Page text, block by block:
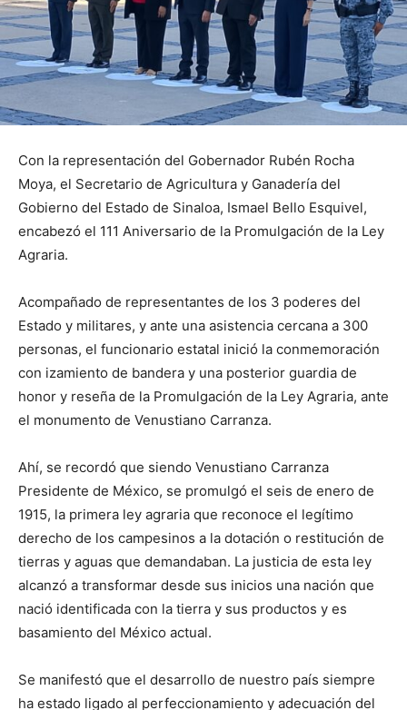
Con la representación del Gobernador Rubén Rocha
Moya, el Secretario de Agricultura y Ganadería del
Gobierno del Estado de Sinaloa, Ismael Bello Esquivel,
encabezó el 111 Aniversario de la Promulgación de la Ley
Agraria.
Acompañado de representantes de los 3 poderes del
Estado y militares, y ante una asistencia cercana a 300
personas, el funcionario estatal inició la conmemoración
con izamiento de bandera y una posterior guardia de
honor y reseña de la Promulgación de la Ley Agraria, ante
el monumento de Venustiano Carranza.
Ahí, se recordó que siendo Venustiano Carranza
Presidente de México, se promulgó el seis de enero de
1915, la primera ley agraria que reconoce el legítimo
derecho de los campesinos a la dotación o restitución de
tierras y aguas que demandaban. La justicia de esta ley
alcanzó a transformar desde sus inicios una nación que
nació identificada con la tierra y sus productos y es
basamiento del México actual.
Se manifestó que el desarrollo de nuestro país siempre
ha estado ligado al perfeccionamiento y adecuación del